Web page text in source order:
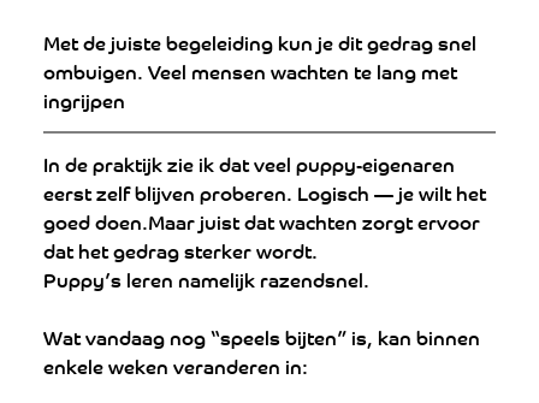
Met de juiste begeleiding kun je dit gedrag snel
ombuigen. Veel mensen wachten te lang met
ingrijpen
In de praktijk zie ik dat veel puppy-eigenaren
eerst zelf blijven proberen. Logisch — je wilt het
goed doen.Maar juist dat wachten zorgt ervoor
dat het gedrag sterker wordt.
Puppy’s leren namelijk razendsnel.
Wat vandaag nog “speels bijten” is, kan binnen
enkele weken veranderen in: